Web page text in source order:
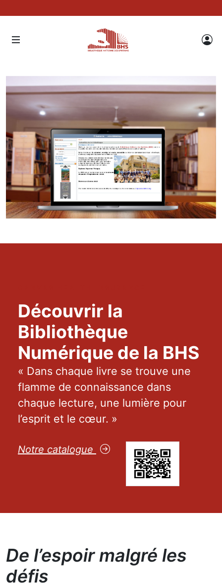
Découvrir la
Bibliothèque
Numérique de la BHS
« Dans chaque livre se trouve une
flamme de connaissance dans
chaque lecture, une lumière pour
l’esprit et le cœur. »
Notre catalogue
De l’espoir malgré les
défis